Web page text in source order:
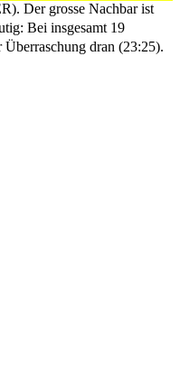
Der grosse Nachbar ist
Bei insgesamt 19
dran (23:25).